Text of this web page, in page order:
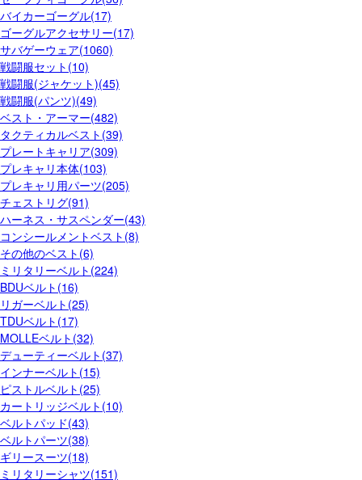
バイカーゴーグル(17)
ゴーグルアクセサリー(17)
サバゲーウェア(1060)
戦闘服セット(10)
戦闘服(ジャケット)(45)
戦闘服(パンツ)(49)
ベスト・アーマー(482)
タクティカルベスト(39)
プレートキャリア(309)
プレキャリ本体(103)
プレキャリ用パーツ(205)
チェストリグ(91)
ハーネス・サスペンダー(43)
コンシールメントベスト(8)
その他のベスト(6)
ミリタリーベルト(224)
BDUベルト(16)
リガーベルト(25)
TDUベルト(17)
MOLLEベルト(32)
デューティーベルト(37)
インナーベルト(15)
ピストルベルト(25)
カートリッジベルト(10)
ベルトパッド(43)
ベルトパーツ(38)
ギリースーツ(18)
ミリタリーシャツ(151)